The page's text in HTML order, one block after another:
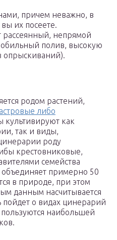
причем неважно, в
их посеете.
рассеянный, непрямой
обильный полив, высокую
опрыскиваний).
родом растений,
либо
культивируют как
так и виды,
роду
крестовниковые,
семейства
примерно 50
в природе, при этом
данным насчитывается
о видах цинерарий
наибольшей